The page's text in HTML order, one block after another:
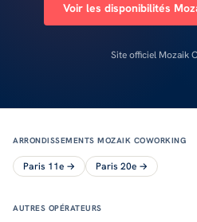
Voir les disponibilités
Site officiel Mozaik
ARRONDISSEMENTS MOZAIK COWORKING
Paris 11e → Paris 20e →
AUTRES OPÉRATEURS